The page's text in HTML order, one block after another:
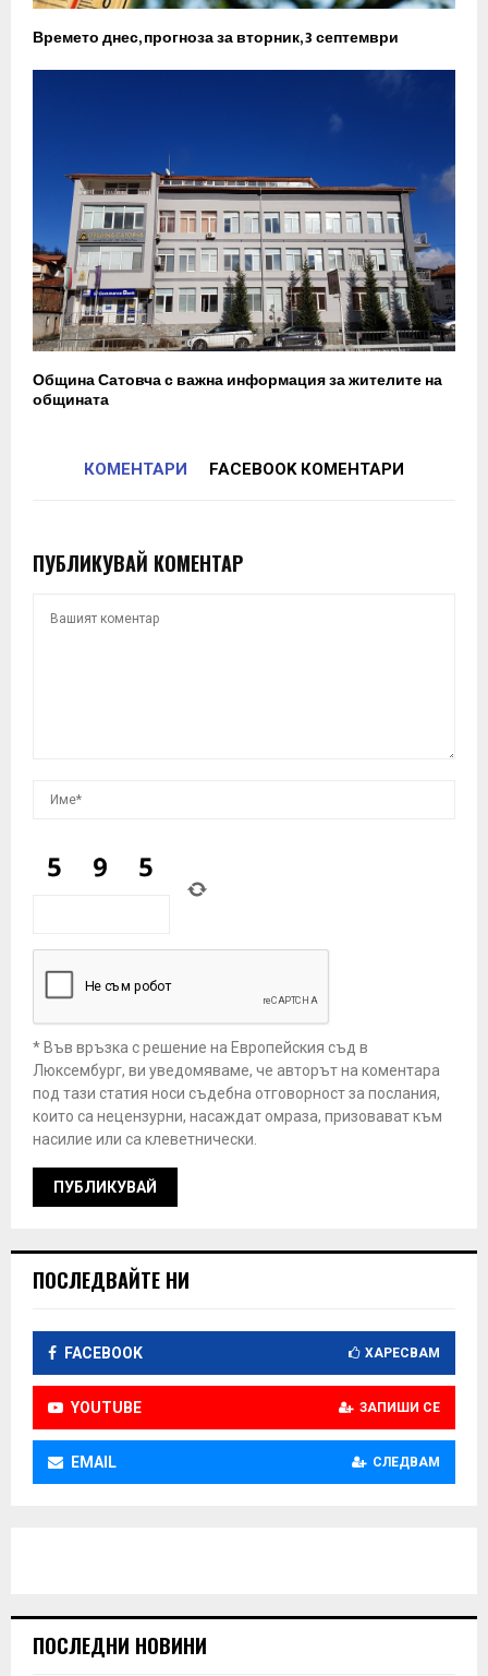
Времето днес, прогноза за вторник, 3 септември
Община Сатовча с важна информация за жителите на
общината
КОМЕНТАРИ FACEBOOK КОМЕНТАРИ
ПУБЛИКУВАЙ КОМЕНТАР
* Във връзка с решение на Европейския съд в
Люксембург, ви уведомяваме, че авторът на коментара
под тази статия носи съдебна отговорност за послания,
които са нецензурни, насаждат омраза, призовават към
насилие или са клеветнически.
ПОСЛЕДВАЙТЕ НИ
FACEBOOK ХАРЕСВАМ
YOUTUBE ЗАПИШИ СЕ
EMAIL СЛЕДВАМ
ПОСЛЕДНИ НОВИНИ